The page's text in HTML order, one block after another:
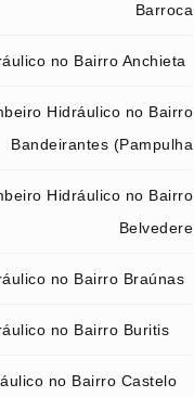
Barroca
no Bairro Anchieta
Hidráulico no Bairro
Bandeirantes (Pampulha
Hidráulico no Bairro
Belvedere
no Bairro Braúnas
no Bairro Buritis
no Bairro Castelo